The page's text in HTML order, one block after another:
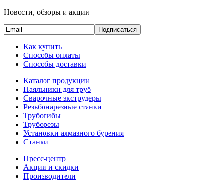
Новости, обзоры и акции
Подписаться
Как купить
Способы оплаты
Способы доставки
Каталог продукции
Паяльники для труб
Сварочные экструдеры
Резьбонарезные станки
Трубогибы
Труборезы
Установки алмазного бурения
Станки
Пресс-центр
Акции и скидки
Производители